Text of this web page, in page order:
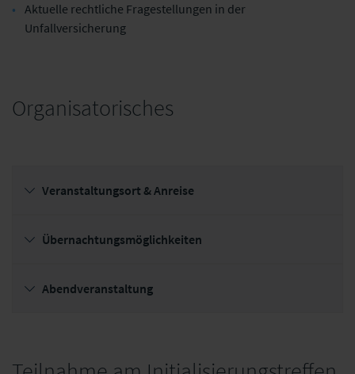
Aktuelle rechtliche Fragestellungen in der
Unfallversicherung
Organisatorisches
Veranstaltungsort & Anreise
Übernachtungsmöglichkeiten
Abendveranstaltung